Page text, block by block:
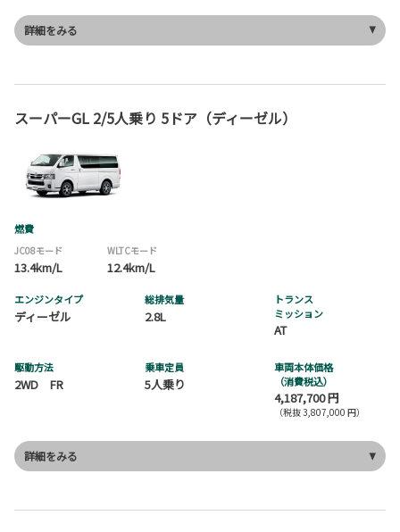
詳細をみる
スーパーGL 2/5人乗り 5ドア（ディーゼル）
燃費
JC08モード
13.4km/L
WLTCモード
12.4km/L
エンジンタイプ
ディーゼル
総排気量
2.8L
トランス
ミッション
AT
駆動方法
2WD FR
乗車定員
5人乗り
車両本体価格
（消費税込）
4,187,700 円
（税抜 3,807,000 円）
詳細をみる